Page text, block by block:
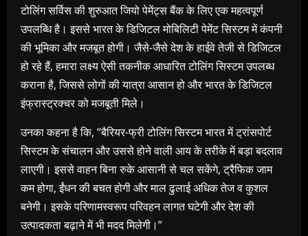
टोलिंग सर्विस की शुरुआत जियो पेमेंट्स बैंक के लिए एक महत्वपूर्ण
उपलब्धि है। इससे भारत के डिजिटल मोबिलिटी पेमेंट सिस्टम में कंपनी
की भूमिका और मजबूत होगी। जैसे-जैसे देश के हाईवे तेजी से डिजिटल
हो रहे हैं, हमारा लक्ष्य ऐसी तकनीक आधारित टोलिंग सिस्टम उपलब्ध
कराना है, जिससे लोगों की यात्रा आसान हो और भारत के डिजिटल
इंफ्रास्ट्रक्चर को मजबूती मिले।
उनका कहना है कि, “बैरियर-फ्री टोलिंग सिस्टम भारत में ट्रांसपोर्ट
सिस्टम के संचालन और उससे होने वाली आय के तरीके में बड़ा बदलाव
लाएगी। इससे वाहन बिना रुके आसानी से चल सकेंगे, ट्रैफिक जाम
कम होगा, ईंधन की बचत होगी और माल ढुलाई अधिक तेज व कुशल
बनेगी। इसके परिणामस्वरूप परिवहन लागत घटेगी और देश की
उत्पादकता बढ़ाने में भी मदद मिलेगी।”